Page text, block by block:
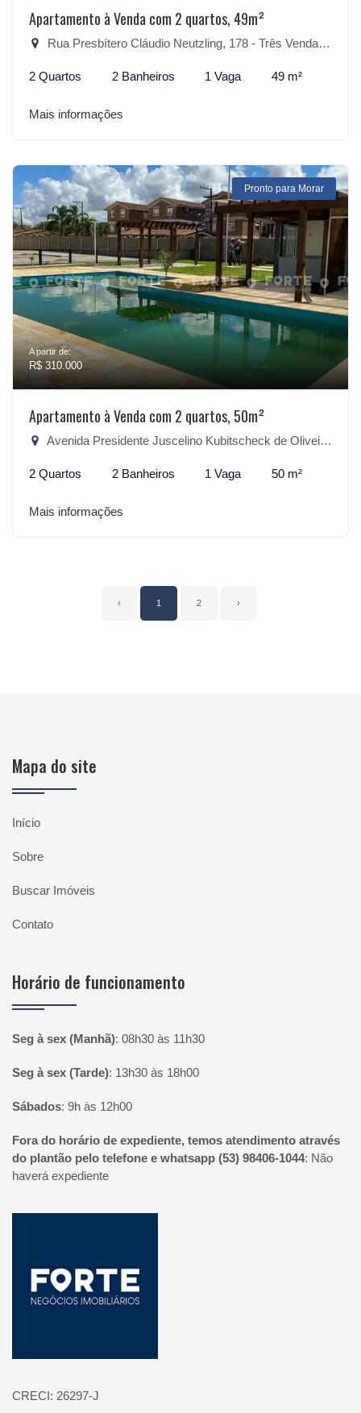
Apartamento à Venda com 2 quartos, 49m²
Rua Presbítero Cláudio Neutzling, 178 - Três Vendas, Pelotas-RS
2 Quartos 2 Banheiros 1 Vaga 49 m²
Mais informações
Pronto para Morar
A partir de:
R$ 310.000
Apartamento à Venda com 2 quartos, 50m²
Avenida Presidente Juscelino Kubitscheck de Oliveira, 1916 - São Gonçalo, Pelotas-RS
2 Quartos 2 Banheiros 1 Vaga 50 m²
Mais informações
‹ 1 2 ›
Mapa do site
Início
Sobre
Buscar Imóveis
Contato
Horário de funcionamento
Seg à sex (Manhã): 08h30 às 11h30
Seg à sex (Tarde): 13h30 às 18h00
Sábados: 9h às 12h00
Fora do horário de expediente, temos atendimento através
do plantão pelo telefone e whatsapp (53) 98406-1044: Não
haverá expediente
CRECI: 26297-J